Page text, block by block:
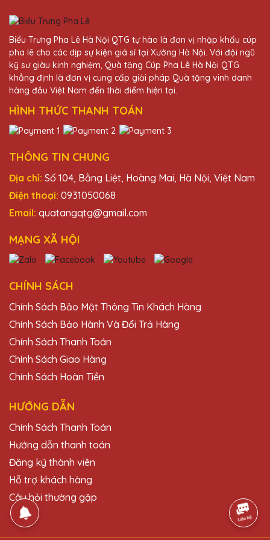
Dương Văn Duy
25/11/2025
Cúp pha lê từ Quà Tặng Pha Lê QTG không
chỉ đẹp mà còn mang lại giá trị tinh thần lớn
cho người nhận. Sẽ tiếp tục hợp tác dài lâu
Trần Văn Hải
25/11/2025
khách hàng chu đáo. Quà Tặng Pha Lê QTG
mua cúp pha lê.
Trần Văn Hùng
Nhân viên của Quà Tặng Pha Lê QTG rất
trình đặt hàng. Sản phẩm nhận được hoàn
toàn như ý!
Ngô Thị Hạnh
Rất hài lòng với kỷ niệm chương pha lê của
đẹp mắt, chất lượng tuyệt vời.
Biểu Trưng Pha Lê Hà Nội QTG tự hào là đơn vị nhập khẩu cúp
pha lê cho các dịp sự kiện giá sỉ tại Xưởng Hà Nội. Với đội ngũ
kỹ sư giàu kinh nghiệm, Quà tặng Cúp Pha Lê Hà Nội QTG
khẳng định là đơn vị cung cấp giải pháp Quà tặng vinh danh
hàng đầu Việt Nam đến thời điểm hiện tại.
HÌNH THỨC THANH TOÁN
THÔNG TIN CHUNG
Địa chỉ: Số 104, Bằng Liệt, Hoàng Mai, Hà Nội, Việt Nam
Điện thoại: 0931050068
Email: quatangqtg@gmail.com
MẠNG XÃ HỘI
CHÍNH SÁCH
Chính Sách Bảo Mật Thông Tin Khách Hàng
Chính Sách Bảo Hành Và Đổi Trả Hàng
Chính Sách Thanh Toán
Chính Sách Giao Hàng
Chính Sách Hoàn Tiền
HƯỚNG DẪN
Chính Sách Thanh Toán
Hướng dẫn thanh toán
Đăng ký thành viên
Hỗ trợ khách hàng
Câu hỏi thường gặp